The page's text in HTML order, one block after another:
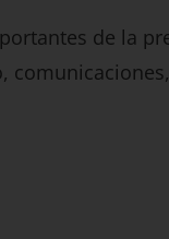
de la